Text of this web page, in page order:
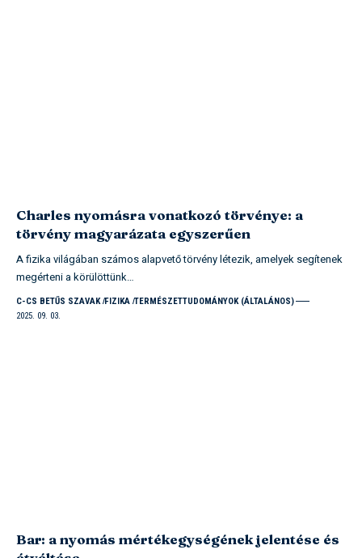
Charles nyomásra vonatkozó törvénye: a
törvény magyarázata egyszerűen
A fizika világában számos alapvető törvény létezik, amelyek segítenek
megérteni a körülöttünk…
C-CS BETŰS SZAVAK FIZIKA TERMÉSZETTUDOMÁNYOK (ÁLTALÁNOS)
2025. 09. 03.
Bar: a nyomás mértékegységének jelentése és